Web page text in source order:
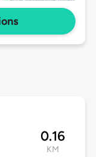
0.16
KM